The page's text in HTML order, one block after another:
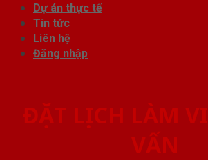
Dự án thực tế
Tin tức
Liên hệ
Đăng nhập
ĐẶT LỊCH LÀM
VẤN